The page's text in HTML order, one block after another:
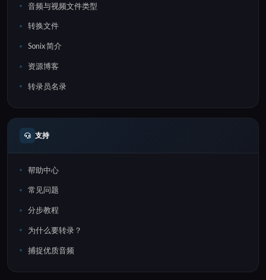
音频与视频文件类型
转换文件
Sonix 简介
资源博客
转录员名录
支持
帮助中心
常见问题
分步教程
为什么要转录？
捕捉优质音频